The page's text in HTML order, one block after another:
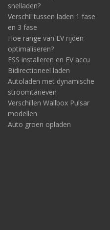
snelladen?
Verschil tussen laden 1 fase
en 3 fase
Hoe range van EV rijden
optimaliseren?
ESS installeren en EV accu
Bidirectioneel laden
Autoladen met dynamische
stroomtarieven
Verschillen Wallbox Pulsar
modellen
Auto groen opladen